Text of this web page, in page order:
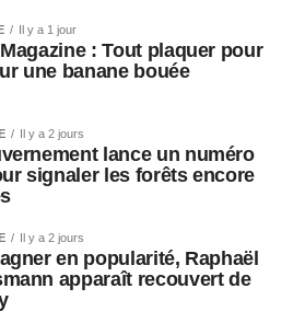
Il y a 1 jour
: Tout plaquer pour
une banane bouée
Il y a 2 jours
lance un numéro
signaler les forêts encore
Il y a 2 jours
en popularité, Raphaël
apparaît recouvert de